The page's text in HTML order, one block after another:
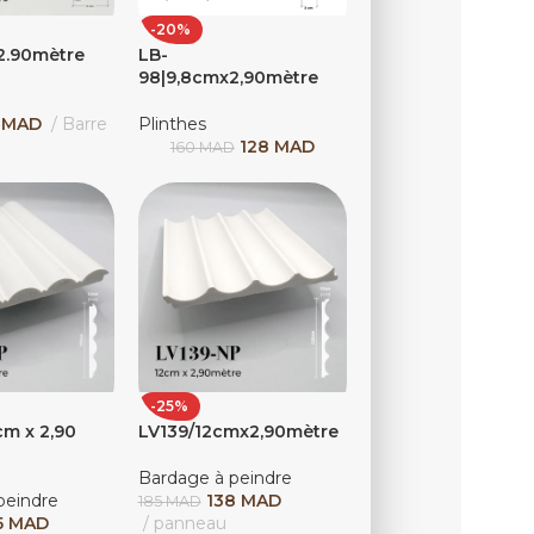
MAD Barre
-20%
LB-
98|9,8cmx2,90mètre
Plinthes
160MAD 128 MAD
x 2,90
MAD
-25%
LV139/12cmx2,90mètre
Bardage à peindre
185MAD 138 MAD
panneau